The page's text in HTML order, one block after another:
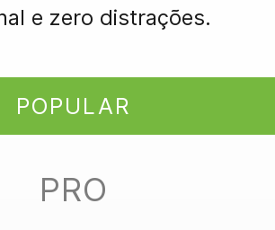
e zero distrações.
POPULAR
PRO